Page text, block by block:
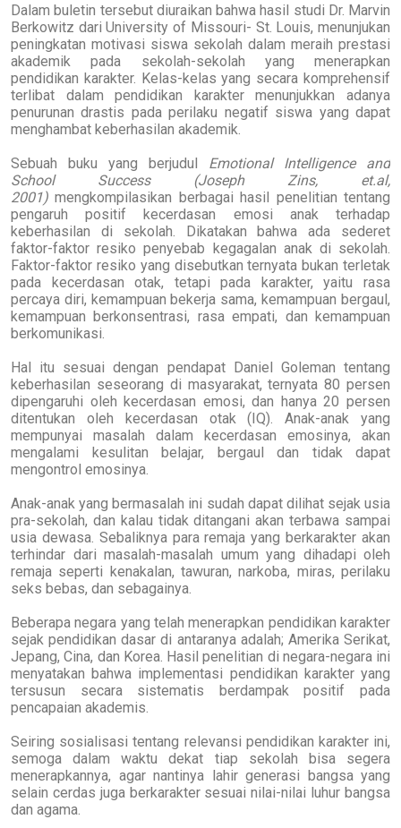
Dalam buletin tersebut diuraikan bahwa hasil studi Dr. Marvin
Berkowitz dari University of Missouri- St. Louis, menunjukan
peningkatan motivasi siswa sekolah dalam meraih prestasi
akademik pada sekolah-sekolah yang menerapkan
pendidikan karakter. Kelas-kelas yang secara komprehensif
terlibat dalam pendidikan karakter menunjukkan adanya
penurunan drastis pada perilaku negatif siswa yang dapat
menghambat keberhasilan akademik.
Sebuah buku yang berjudul Emotional Intelligence and
School Success (Joseph Zins, et.al,
2001) mengkompilasikan berbagai hasil penelitian tentang
pengaruh positif kecerdasan emosi anak terhadap
keberhasilan di sekolah. Dikatakan bahwa ada sederet
faktor-faktor resiko penyebab kegagalan anak di sekolah.
Faktor-faktor resiko yang disebutkan ternyata bukan terletak
pada kecerdasan otak, tetapi pada karakter, yaitu rasa
percaya diri, kemampuan bekerja sama, kemampuan bergaul,
kemampuan berkonsentrasi, rasa empati, dan kemampuan
berkomunikasi.
Hal itu sesuai dengan pendapat Daniel Goleman tentang
keberhasilan seseorang di masyarakat, ternyata 80 persen
dipengaruhi oleh kecerdasan emosi, dan hanya 20 persen
ditentukan oleh kecerdasan otak (IQ). Anak-anak yang
mempunyai masalah dalam kecerdasan emosinya, akan
mengalami kesulitan belajar, bergaul dan tidak dapat
mengontrol emosinya.
Anak-anak yang bermasalah ini sudah dapat dilihat sejak usia
pra-sekolah, dan kalau tidak ditangani akan terbawa sampai
usia dewasa. Sebaliknya para remaja yang berkarakter akan
terhindar dari masalah-masalah umum yang dihadapi oleh
remaja seperti kenakalan, tawuran, narkoba, miras, perilaku
seks bebas, dan sebagainya.
Beberapa negara yang telah menerapkan pendidikan karakter
sejak pendidikan dasar di antaranya adalah; Amerika Serikat,
Jepang, Cina, dan Korea. Hasil penelitian di negara-negara ini
menyatakan bahwa implementasi pendidikan karakter yang
tersusun secara sistematis berdampak positif pada
pencapaian akademis.
Seiring sosialisasi tentang relevansi pendidikan karakter ini,
semoga dalam waktu dekat tiap sekolah bisa segera
menerapkannya, agar nantinya lahir generasi bangsa yang
selain cerdas juga berkarakter sesuai nilai-nilai luhur bangsa
dan agama.